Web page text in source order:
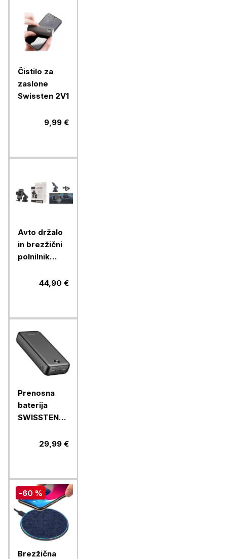
Čistilo za
zaslone
Swissten 2V1
9,99 €
Avto držalo
in brezžični
polnilnik
15W - 2 v 1,
44,90 €
Prenosna
baterija
SWISSTEN
20000 MAH,
29,99 €
-60 %
Brezžična